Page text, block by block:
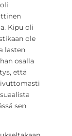
Kipu oli
ole
lasten
osalla
että
sen